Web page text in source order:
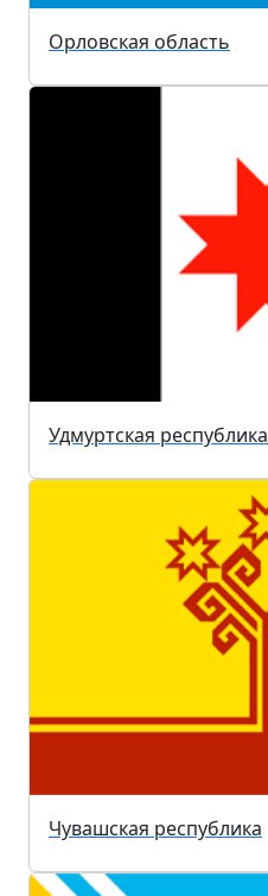
Орловская область
Удмуртская республика
Чувашская республика